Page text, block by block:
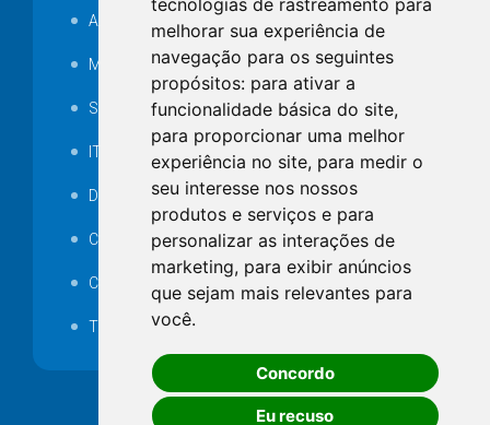
tecnologias de rastreamento para
melhorar sua experiência de
navegação para os seguintes
propósitos: para ativar a
funcionalidade básica do site,
para proporcionar uma melhor
experiência no site, para medir o
seu interesse nos nossos
produtos e serviços e para
personalizar as interações de
marketing, para exibir anúncios
que sejam mais relevantes para
você.
Concordo
Eu recuso
Audiência pública
MANUTENÇÃO DE ILUMINAÇÃO PÚBLICA
Serviços Técnicos TI
ITR
Desapropriações
Catalogo Eletrônico de Padronização
Consórcios Municipais
Telefones Úteis